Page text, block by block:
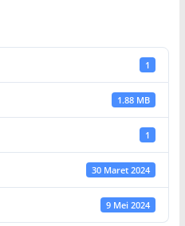
1
1.88 MB
1
30 Maret 2024
9 Mei 2024